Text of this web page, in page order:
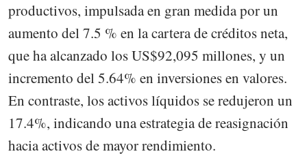
productivos, impulsada en gran medida por un
aumento del 7.5 % en la cartera de créditos neta,
que ha alcanzado los US$92,095 millones, y un
incremento del 5.64% en inversiones en valores.
En contraste, los activos líquidos se redujeron un
17.4%, indicando una estrategia de reasignación
hacia activos de mayor rendimiento.